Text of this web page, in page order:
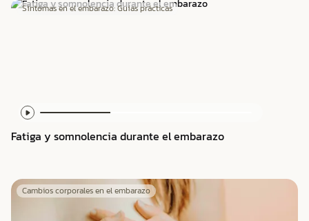
Síntomas en el embarazo: Guías prácticas
Fatiga y somnolencia durante el embarazo
Cambios corporales en el embarazo